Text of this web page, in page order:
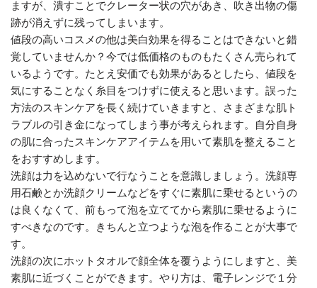
ますが、潰すことでクレーター状の穴があき、吹き出物の傷
跡が消えずに残ってしまいます。
値段の高いコスメの他は美白効果を得ることはできないと錯
覚していませんか？今では低価格のものもたくさん売られて
いるようです。たとえ安価でも効果があるとしたら、値段を
気にすることなく糸目をつけずに使えると思います。誤った
方法のスキンケアを長く続けていきますと、さまざまな肌ト
ラブルの引き金になってしまう事が考えられます。自分自身
の肌に合ったスキンケアアイテムを用いて素肌を整えること
をおすすめします。
洗顔は力を込めないで行なうことを意識しましょう。洗顔専
用石鹸とか洗顔クリームなどをすぐに素肌に乗せるというの
は良くなくて、前もって泡を立ててから素肌に乗せるように
すべきなのです。きちんと立つような泡を作ることが大事で
す。
洗顔の次にホットタオルで顔全体を覆うようにしますと、美
素肌に近づくことができます。やり方は、電子レンジで１分